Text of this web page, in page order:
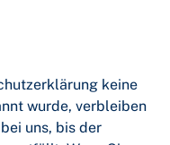
keine
wurde, verbleiben
uns, bis der